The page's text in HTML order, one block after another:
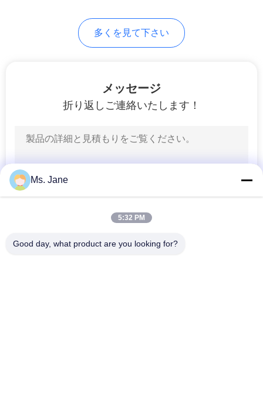
両面板をコーティ
作図装置ペーパー
ロール
多くを見て下さい
メッセージ
折り返しご連絡いたします！
Ms. Jane
5:32 PM
Good day, what product are you looking for?